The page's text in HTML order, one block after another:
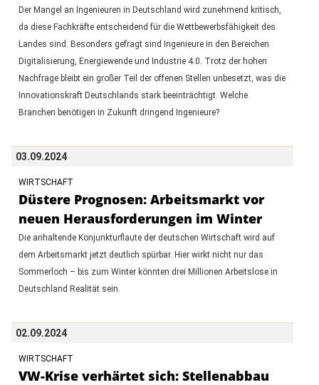
Der Mangel an Ingenieuren in Deutschland wird zunehmend kritisch,
da diese Fachkräfte entscheidend für die Wettbewerbsfähigkeit des
Landes sind. Besonders gefragt sind Ingenieure in den Bereichen
Digitalisierung, Energiewende und Industrie 4.0. Trotz der hohen
Nachfrage bleibt ein großer Teil der offenen Stellen unbesetzt, was die
Innovationskraft Deutschlands stark beeinträchtigt. Welche
Branchen benötigen in Zukunft dringend Ingenieure?
03.09.2024
WIRTSCHAFT
Düstere Prognosen: Arbeitsmarkt vor
neuen Herausforderungen im Winter
Die anhaltende Konjunkturflaute der deutschen Wirtschaft wird auf
dem Arbeitsmarkt jetzt deutlich spürbar. Hier wirkt nicht nur das
Sommerloch – bis zum Winter könnten drei Millionen Arbeitslose in
Deutschland Realität sein.
02.09.2024
WIRTSCHAFT
VW-Krise verhärtet sich: Stellenabbau